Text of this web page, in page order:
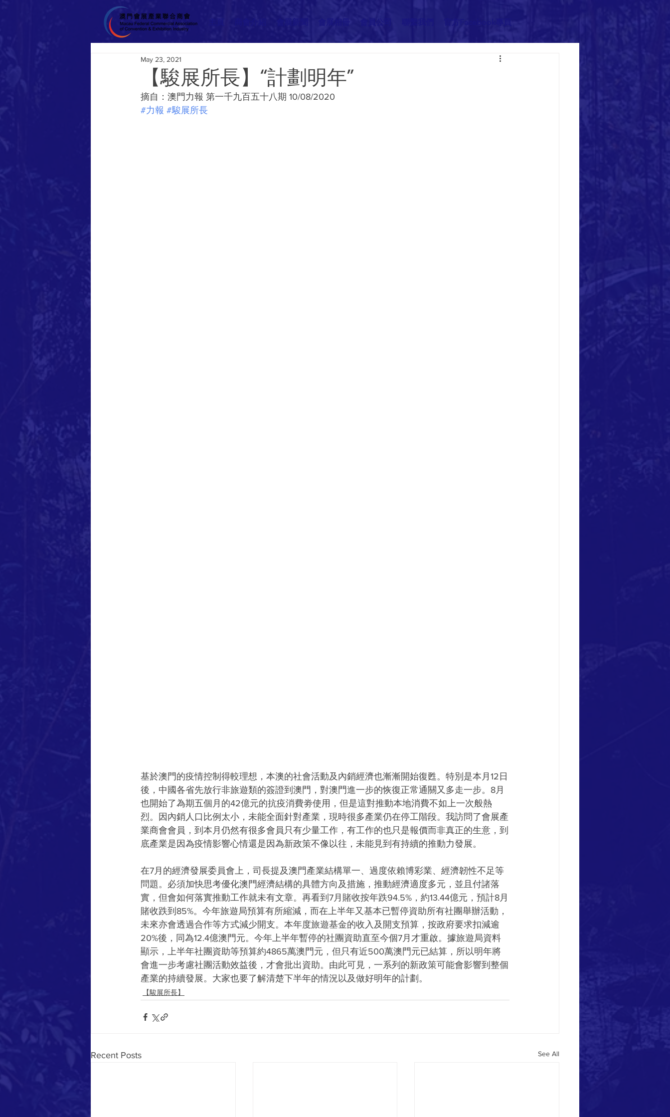
【駿展所長】“計劃明年”
May 23, 2021
摘自：澳門力報 第一千九百五十八期 10/08/2020
#力報 #駿展所長
基於澳門的疫情控制得較理想，本澳的社會活動及內銷經濟也漸漸開始復甦。特別是本月12日
後，中國各省先放行非旅遊類的簽證到澳門，對澳門進一步的恢復正常通關又多走一步。8月
也開始了為期五個月的42億元的抗疫消費劵使用，但是這對推動本地消費不如上一次般熱
烈。因內銷人口比例太小，未能全面針對產業，現時很多產業仍在停工階段。我訪問了會展產
業商會會員，到本月仍然有很多會員只有少量工作，有工作的也只是報價而非真正的生意，到
底產業是因為疫情影響心情還是因為新政策不像以往，未能見到有持續的推動力發展。
在7月的經濟發展委員會上，司長提及澳門產業結構單一、過度依賴博彩業、經濟韌性不足等
問題。必須加快思考優化澳門經濟結構的具體方向及措施，推動經濟適度多元，並且付諸落
實，但會如何落實推動工作就未有文章。再看到7月賭收按年跌94.5%，約13.44億元，預計8月
賭收跌到85%。今年旅遊局預算有所縮減，而在上半年又基本已暫停資助所有社團舉辦活動，
未來亦會透過合作等方式減少開支。本年度旅遊基金的收入及開支預算，按政府要求扣減逾
20%後，同為12.4億澳門元。今年上半年暫停的社團資助直至今個7月才重啟。據旅遊局資料
顯示，上半年社團資助等預算約4865萬澳門元，但只有近500萬澳門元已結算，所以明年將
會進一步考慮社團活動效益後，才會批出資助。由此可見，一系列的新政策可能會影響到整個
產業的持續發展。大家也要了解清楚下半年的情況以及做好明年的計劃。
【駿展所長】
Recent Posts See All